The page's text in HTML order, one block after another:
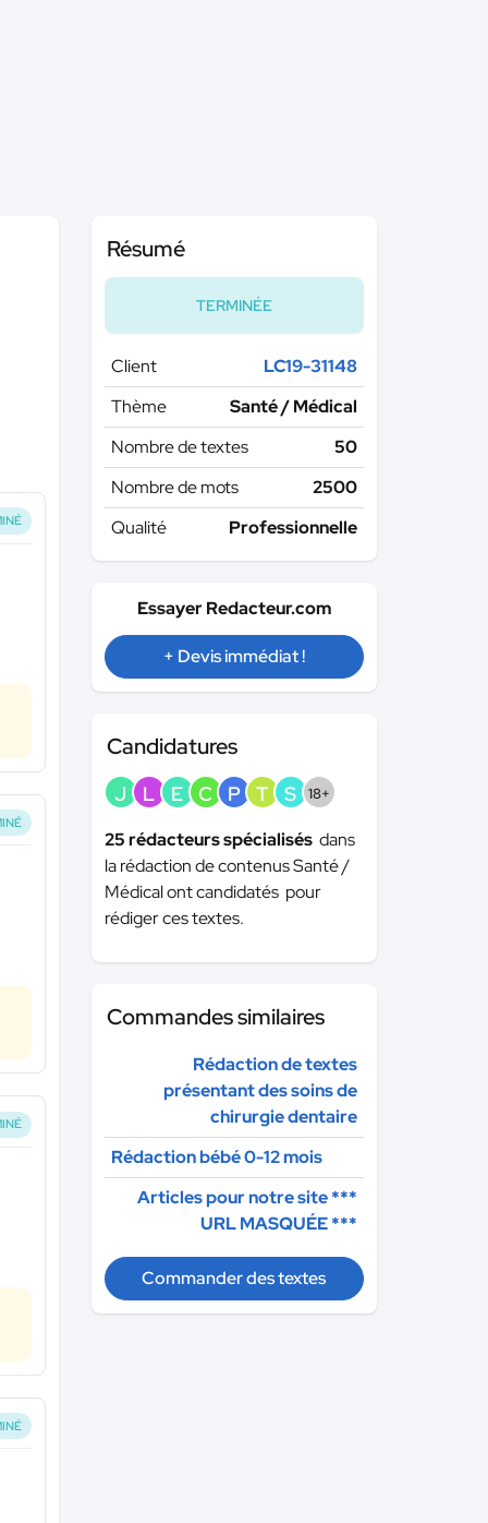
Résumé
TERMINÉE
Client
LC19-31148
Thème
Santé / Médical
Nombre de textes
50
Nombre de mots
2500
Qualité
Professionnelle
Essayer Redacteur.com
+ Devis immédiat !
Candidatures
J L E C P T S 18+
25 rédacteurs spécialisés dans
la rédaction de contenus Santé /
Médical ont candidatés pour
rédiger ces textes.
Commandes similaires
Rédaction de textes
présentant des soins de
chirurgie dentaire
Rédaction bébé 0-12 mois
Articles pour notre site***
URL MASQUÉE ***
Commander des textes